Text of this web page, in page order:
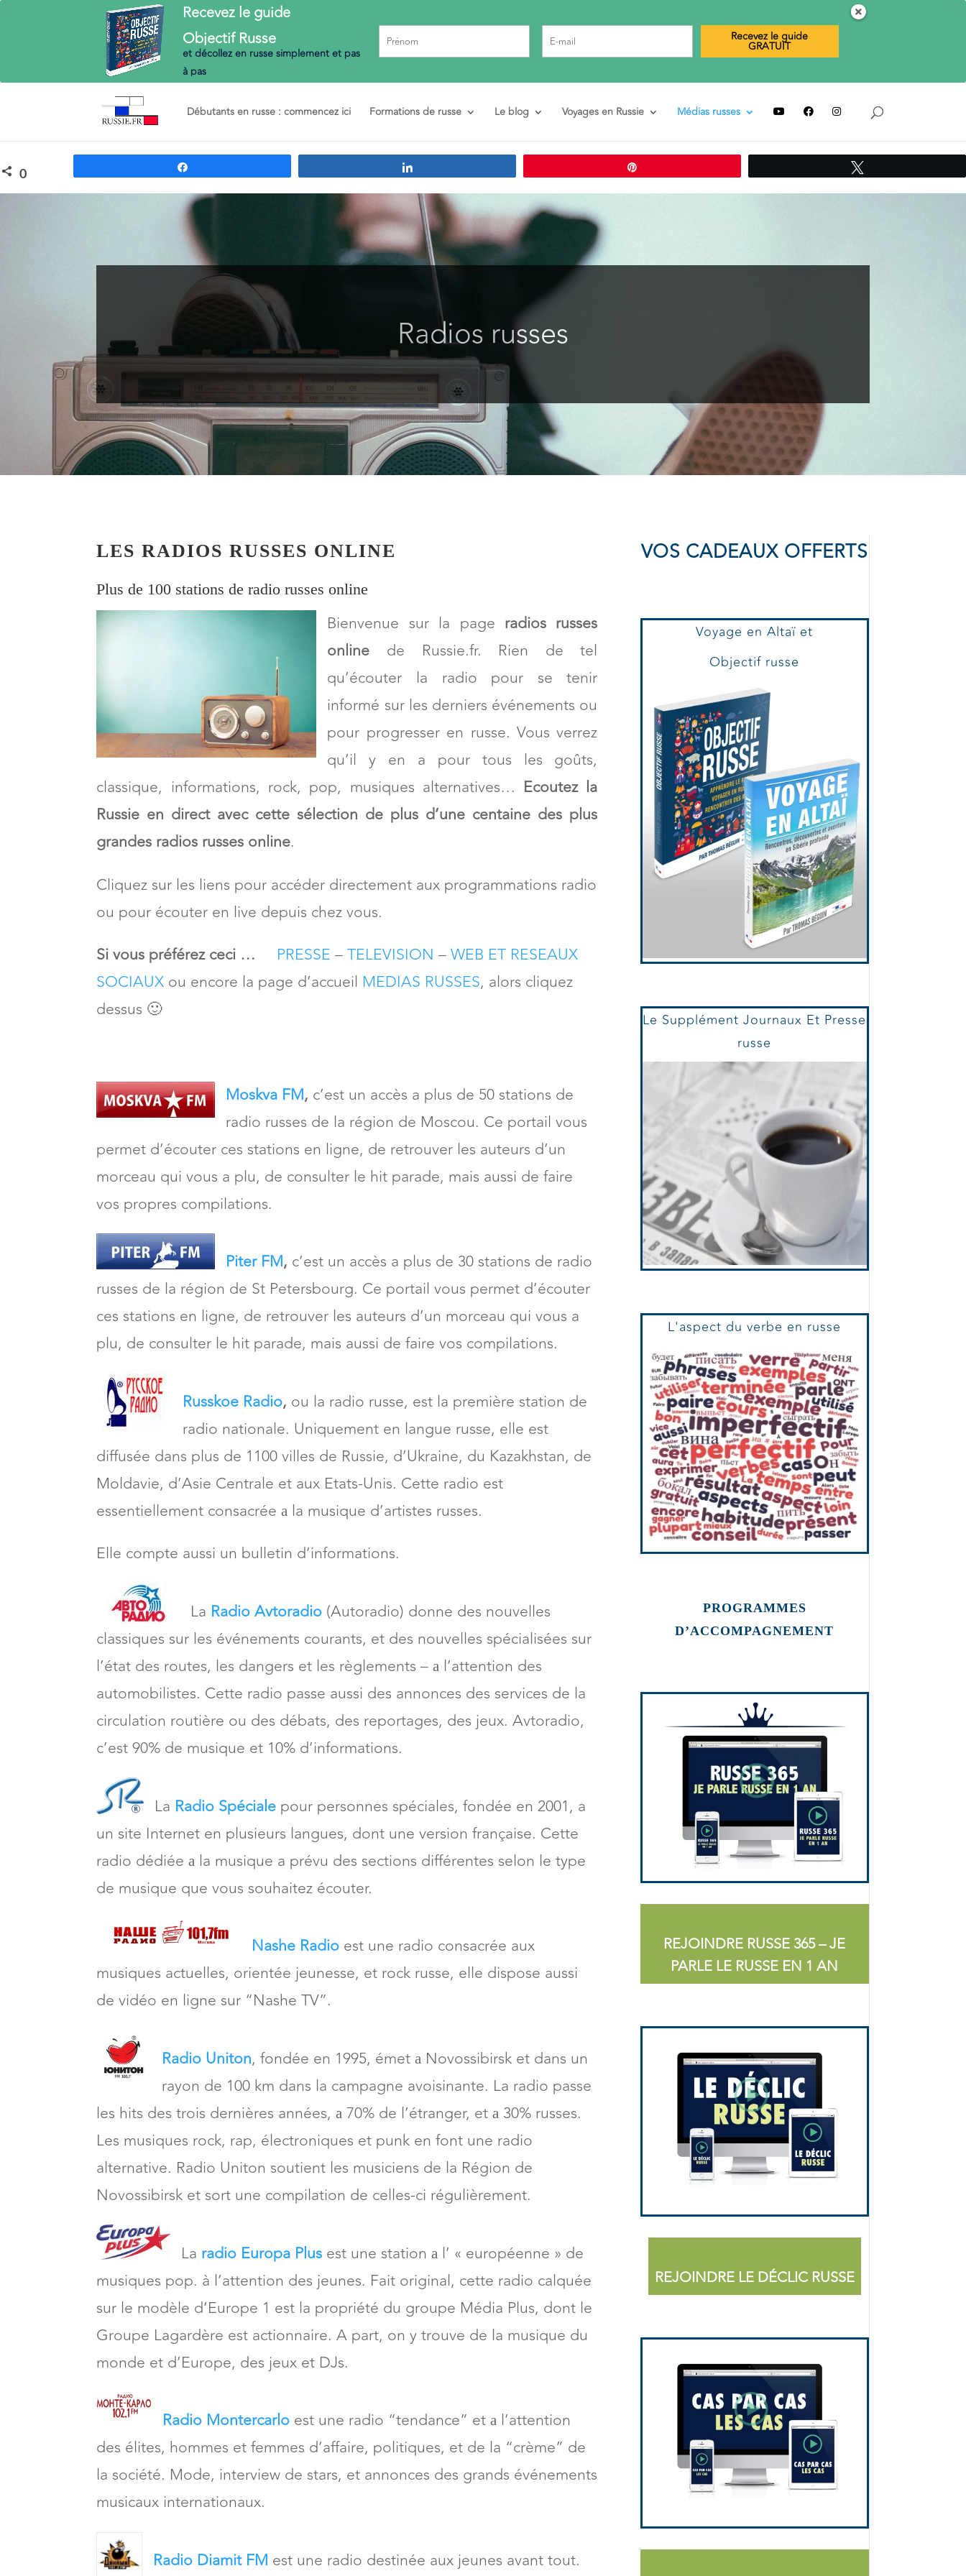
Débutants en russe : commencez ici Formations de russe Le blog Voyages en Russie Médias russes
0
Radios russes
LES RADIOS RUSSES ONLINE
Plus de 100 stations de radio russes online
Bienvenue sur la page radios russes
online de Russie.fr. Rien de tel
qu’écouter la radio pour se tenir
informé sur les derniers événements ou
pour progresser en russe. Vous verrez
qu’il y en a pour tous les goûts,
classique, informations, rock, pop, musiques alternatives… Ecoutez la
Russie en directavec cette sélection de plus d’une centaine des plus
grandes radios russes online.
Cliquez sur les liens pour accéder directement aux programmations radio
ou pour écouter en live depuis chez vous.
Si vous préférez ceci …
PRESSE –TELEVISION –WEB ET RESEAUX
SOCIAUX ou encore la page d’accueil MEDIAS RUSSES, alors cliquez
dessus 🙂
Moskva FM, c’est un accès a plus de 50 stations de
radio russes de la région de Moscou. Ce portail vous
permet d’écouter ces stations en ligne, de retrouver les auteurs d’un
morceau qui vous a plu, de consulter le hit parade, mais aussi de faire
vos propres compilations.
Piter FM, c’est un accès a plus de 30 stations de radio
russes de la région de St Petersbourg. Ce portail vous permet d’écouter
ces stations en ligne, de retrouver les auteurs d’un morceau qui vous a
plu, de consulter le hit parade, mais aussi de faire vos compilations.
Russkoe Radio, ou la radio russe, est la première station de
radio nationale. Uniquement en langue russe, elle est
diffusée dans plus de 1100 villes de Russie, d’Ukraine, du Kazakhstan, de
Moldavie, d’Asie Centrale et aux Etats-Unis. Cette radio est
essentiellement consacrée а la musique d’artistes russes.
Elle compte aussi un bulletin d’informations.
La Radio Avtoradio (Autoradio) donne des nouvelles
classiques sur les événements courants, et des nouvelles spécialisées sur
l’état des routes, les dangers et les règlements – а l’attention des
automobilistes. Cette radio passe aussi des annonces des services de la
circulation routière ou des débats, des reportages, des jeux. Avtoradio,
c’est 90% de musique et 10% d’informations.
La Radio Spéciale pour personnes spéciales, fondée en 2001, a
un site Internet en plusieurs langues, dont une version française. Cette
radio dédiée а la musique a prévu des sections différentes selon le type
de musique que vous souhaitez écouter.
Nashe Radio est une radio consacrée aux
musiques actuelles, orientée jeunesse, et rock russe, elle dispose aussi
de vidéo en ligne sur “Nashe TV”.
Radio Uniton, fondée en 1995, émet а Novossibirsk et dans un
rayon de 100 km dans la campagne avoisinante. La radio passe
les hits des trois dernières années, а 70% de l’étranger, et а 30% russes.
Les musiques rock, rap, électroniques et punk en font une radio
alternative. Radio Uniton soutient les musiciens de la Région de
Novossibirsk et sort une compilation de celles-ci régulièrement.
La radio Europa Plus est une station а l’ « européenne » de
musiques pop. à l’attention des jeunes. Fait original, cette radio calquée
sur le modèle d’Europe 1 est la propriété du groupe Média Plus, dont le
Groupe Lagardère est actionnaire. A part, on y trouve de la musique du
monde et d’Europe, des jeux et DJs.
Radio Montercarlo est une radio “tendance” et а l’attention
des élites, hommes et femmes d’affaire, politiques, et de la “crème” de
la société. Mode, interview de stars, et annonces des grands événements
musicaux internationaux.
Radio Diamit FM est une radio destinée aux jeunes avant tout.
VOS CADEAUX OFFERTS
Voyage en Altaï et
Objectif russe
Le Supplément Journaux Et Presse
russe
L'aspect du verbe en russe
PROGRAMMES
D’ACCOMPAGNEMENT
REJOINDRE RUSSE 365 – JE
PARLE LE RUSSE EN 1 AN
REJOINDRE LE DÉCLIC RUSSE
Recevez le guide
ObjectifRusse
et décollez en russesimplement et pas
à pas
Recevez le guide
GRATUIT